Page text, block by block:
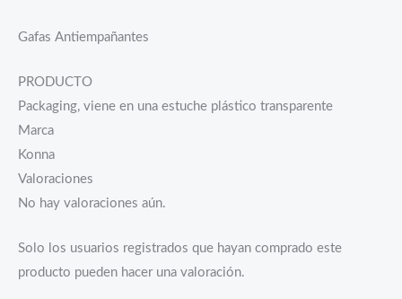
Gafas Antiempañantes
PRODUCTO
Packaging, viene en una estuche plástico transparente
Marca
Konna
Valoraciones
No hay valoraciones aún.
Solo los usuarios registrados que hayan comprado este
producto pueden hacer una valoración.